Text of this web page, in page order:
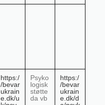
https:/
/bevar
ukrain
e.dk/u
Psyko
logisk
støtte
da vb
https:/
/bevar
ukrain
e.dk/d